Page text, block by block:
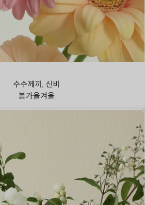
수수께끼, 신비
봄가을겨울